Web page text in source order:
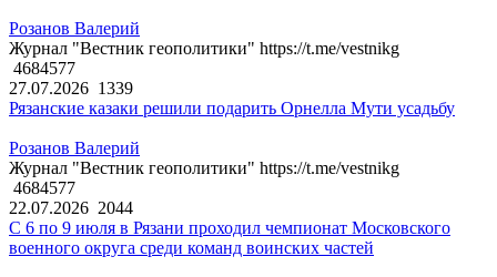
Розанов Валерий
Журнал "Вестник геополитики" https://t.me/vestnikg
4684577
27.07.2026 1339
Рязанские казаки решили подарить Орнелла Мути усадьбу
Розанов Валерий
Журнал "Вестник геополитики" https://t.me/vestnikg
4684577
22.07.2026 2044
С 6 по 9 июля в Рязани проходил чемпионат Московского
военного округа среди команд воинских частей